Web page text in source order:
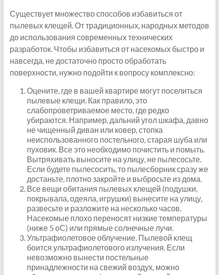
Существует множество способов избавиться от
пылевых клещей. От традиционных, народных методов
до использования современных технических
разработок. Чтобы избавиться от насекомых быстро и
навсегда, не достаточно просто обработать
поверхности, нужно подойти к вопросу комплексно:
Оцените, где в вашей квартире могут поселиться
пылевые клещи. Как правило, это
слабопроветриваемое место, где редко
убираются. Например, дальний угол шкафа, давно
не чищенный диван или ковер, стопка
неиспользованного постельного, старая шуба или
пуховик. Все это необходимо почистить и помыть.
Вытряхивать выносите на улицу, не пылесосьте.
Если будете пылесосить, то пылесборник сразу же
достаньте, плотно закройте и выбросьте из дома.
Все вещи обитания пылевых клещей (подушки,
покрывала, одеяла, игрушки) вынесите на улицу,
развесьте и разложите на несколько часов.
Насекомые плохо переносят низкие температуры
(ниже 5 оС) или прямые солнечные лучи.
Ультрафиолетовое облучение. Пылевой клещ
боится ультрафиолетового излучения. Если
невозможно вынести постельные
принадлежности на свежий воздух, можно